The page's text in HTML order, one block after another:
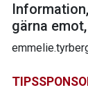
gärna